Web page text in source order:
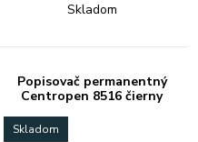
Skladom
Popisovač permanentný
Centropen 8516 čierny
Skladom